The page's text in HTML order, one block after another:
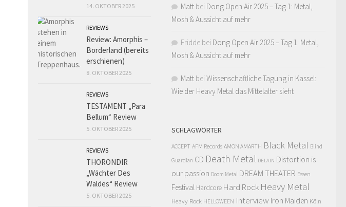
Matt bei Dong Open Air 2025 – Tag 1: Metal,
Mosh & Aussicht auf mehr
Fridde bei Dong Open Air 2025 – Tag 1: Metal,
Mosh & Aussicht auf mehr
Matt bei Wissenschaftliche Tagung in Kassel:
Wie der Heavy Metal das Mittelalter sieht
SCHLAGWÖRTER
ACCEPT AFM Records AMON AMARTH Black Metal Blind
Guardian CD Death Metal DELAIN Distortion is
our passion Doom Metal DREAM THEATER Essen
Festival Hardcore Hard Rock Heavy Metal
Heavy Rock HELLOWEEN Interview Iron Maiden Köln
14. OKTOBER 2025
REVIEWS
Review: Amorphis –
Borderland (bereits
erschienen)
8. OKTOBER 2025
REVIEWS
TESTAMENT „Para
Bellum“ Review
5. OKTOBER 2025
REVIEWS
THORONDIR
„Wächter Des
Waldes“ Review
5. OKTOBER 2025